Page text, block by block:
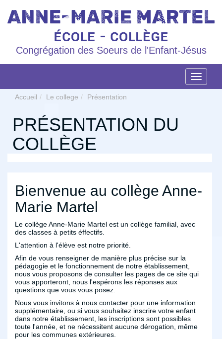
Congrégation des Soeurs de l'Enfant-Jésus
Accueil Le college Présentation
PRÉSENTATION DU
COLLÈGE
Bienvenue au collège Anne-
Marie Martel
Le collège Anne-Marie Martel est un collège familial, avec
des classes à petits éffectifs.
L'attention à l'élève est notre priorité.
Afin de vous renseigner de manière plus précise sur la
pédagogie et le fonctionnement de notre établissement,
nous vous proposons de consulter les pages de ce site qui
vous apporteront, nous l'espérons les réponses aux
questions que vous vous posez.
Nous vous invitons à nous contacter pour une information
supplémentaire, ou si vous souhaitez inscrire votre enfant
dans notre établissement, les inscriptions sont possibles
toute l'année, et ne nécessitent aucune dérogation, même
pour les communes extérieures.